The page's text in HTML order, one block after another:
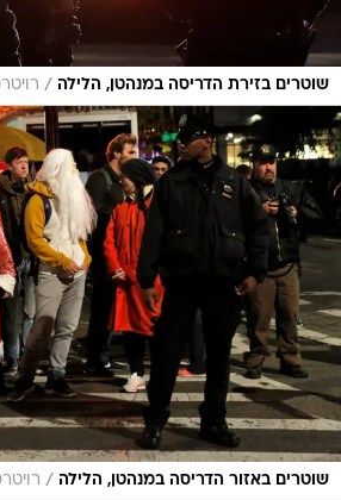
שוטרים בזירת הדריסה במנהטן, הלילה /
שוטרים באזור הדריסה במנהטן, הלילה /